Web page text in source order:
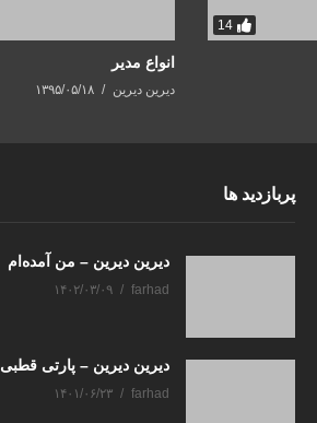
14
انواع مدیر
دیرین دیرین ۱۳۹۵/۰۵/۱۸
پربازدید ها
دیرین دیرین – من آمده‌ام
farhad ۱۴۰۲/۰۳/۰۹
دیرین دیرین – پارتی قطبی
farhad ۱۴۰۱/۰۶/۲۳